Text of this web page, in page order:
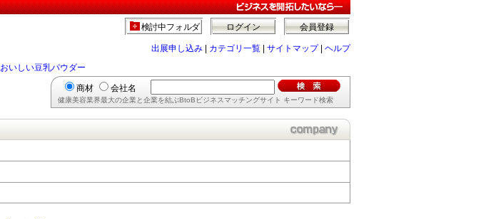
会員登録
ログイン
検討中フォルダ
出展申し込み カテゴリ一覧 サイトマップ| ヘルプ
おいしい豆乳パウダー
商材 会社名
健康美容業界最大の企業と企業を結ぶBtoBビジネスマッチングサイト キーワード検索